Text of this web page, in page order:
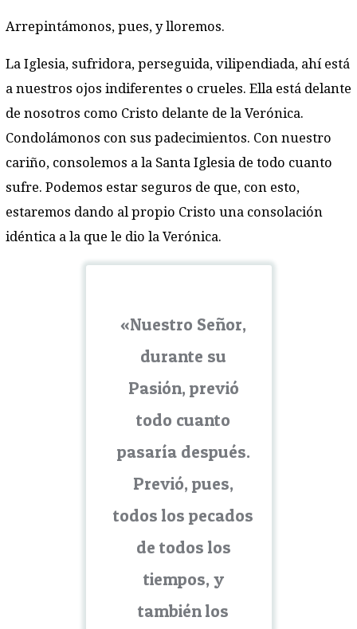
Arrepintámonos, pues, y lloremos.
La Iglesia, sufridora, perseguida, vilipendiada, ahí está
a nuestros ojos indiferentes o crueles. Ella está delante
de nosotros como Cristo delante de la Verónica.
Condolámonos con sus padecimientos. Con nuestro
cariño, consolemos a la Santa Iglesia de todo cuanto
sufre. Podemos estar seguros de que, con esto,
estaremos dando al propio Cristo una consolación
idéntica a la que le dio la Verónica.
«Nuestro Señor,
durante su
Pasión, previó
todo cuanto
pasaría después.
Previó, pues,
todos los pecados
de todos los
tiempos, y
también los